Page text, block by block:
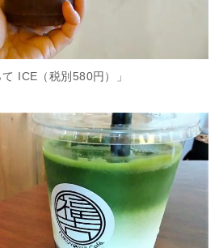
て ICE（税別580円）」